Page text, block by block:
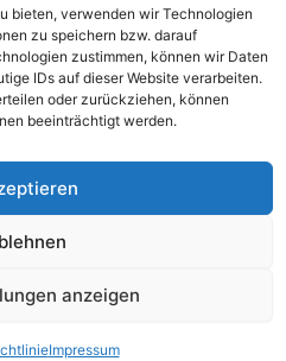
bieten, verwenden wir Technologien
zu speichern bzw. darauf
zustimmen, können wir Daten
IDs auf dieser Website verarbeiten.
oder zurückziehen, können
beeinträchtigt werden.
anzeigen
Impressum
AGB
und Formular
Richtlinie (EU)